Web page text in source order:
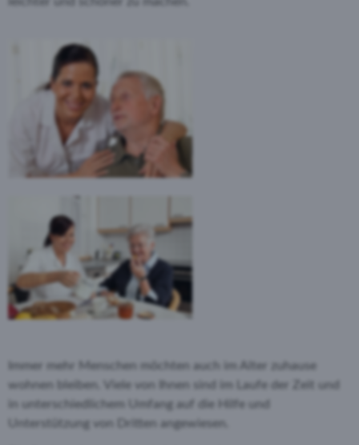
Immer mehr Menschen möchten auch im Alter zuhause
wohnen bleiben. Viele von Ihnen sind im Laufe der Zeit und
in unterschiedlichem Umfang auf die Hilfe und
Unterstützung von Dritten angewiesen.